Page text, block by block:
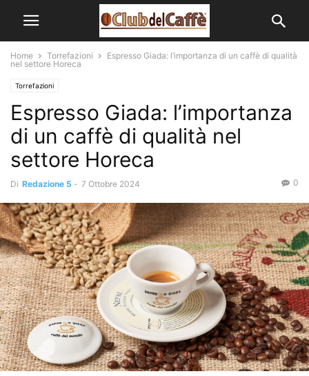
Home Torrefazioni
Espresso Giada: l’importanza di un caffè di qualità
nel settore Horeca
Torrefazioni
Espresso Giada: l’importanza
di un caffè di qualità nel
settore Horeca
Di Redazione 5 - 7 Ottobre 2024 0